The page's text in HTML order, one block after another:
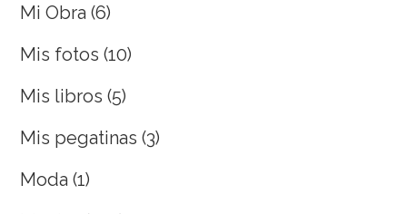
Mi Obra (6)
Mis fotos (10)
Mis libros (5)
Mis pegatinas (3)
Moda (1)